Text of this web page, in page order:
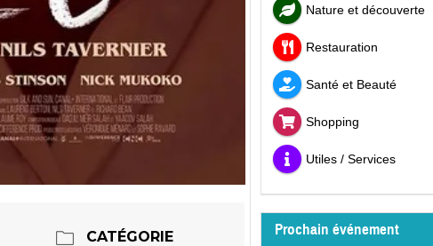
CATÉGORIE
Nature et découverte
Restauration
Santé et Beauté
Shopping
Utiles / Services
Prochain événement